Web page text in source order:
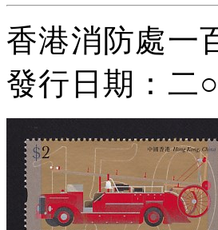
香港消防處一
發行日期：二○